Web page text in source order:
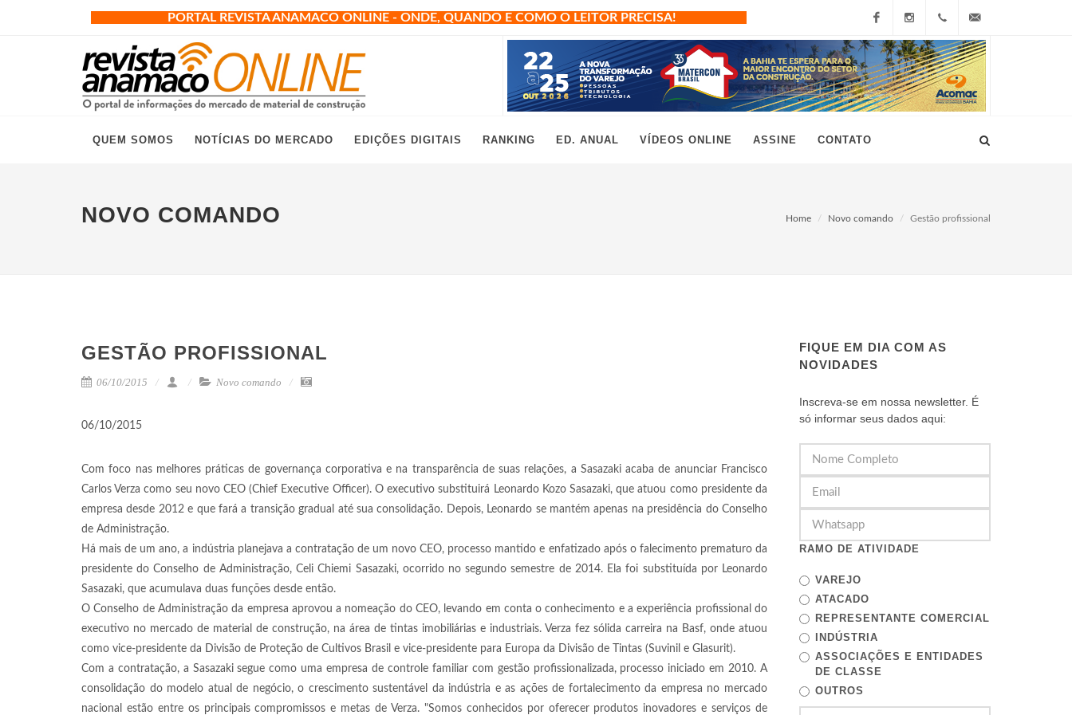
PORTAL REVISTA ANAMACO ONLINE - ONDE, QUANDO E COMO O LEITOR PRECISA!
FacebookInstagram
+55
(11)
grau10@grau10.com.br
QUEM SOMOS NOTÍCIAS DO MERCADO EDIÇÕES DIGITAIS RANKING ED. ANUAL VÍDEOS ONLINE ASSINE CONTATO
NOVO COMANDO Home Novo comando Gestão profissional
GESTÃO PROFISSIONAL
06/10/2015 Novo comando
06/10/2015
Com foco nas melhores práticas de governança corporativa e na transparência de suas relações, a Sasazaki acaba de anunciar Francisco
Carlos Verza como seu novo CEO (Chief Executive Officer). O executivo substituirá Leonardo Kozo Sasazaki, que atuou como presidente da
empresa desde 2012 e que fará a transição gradual até sua consolidação. Depois, Leonardo se mantém apenas na presidência do Conselho
de Administração.
Há mais de um ano, a indústria planejava a contratação de um novo CEO, processo mantido e enfatizado após o falecimento prematuro da
presidente do Conselho de Administração, Celi Chiemi Sasazaki, ocorrido no segundo semestre de 2014. Ela foi substituída por Leonardo
Sasazaki, que acumulava duas funções desde então.
O Conselho de Administração da empresa aprovou a nomeação do CEO, levando em conta o conhecimento e a experiência profissional do
executivo no mercado de material de construção, na área de tintas imobiliárias e industriais. Verza fez sólida carreira na Basf, onde atuou
como vice-presidente da Divisão de Proteção de Cultivos Brasil e vice-presidente para Europa da Divisão de Tintas (Suvinil e Glasurit).
Com a contratação, a Sasazaki segue como uma empresa de controle familiar com gestão profissionalizada, processo iniciado em 2010. A
consolidação do modelo atual de negócio, o crescimento sustentável da indústria e as ações de fortalecimento da empresa no mercado
nacional estão entre os principais compromissos e metas de Verza. "Somos conhecidos por oferecer produtos inovadores e serviços de
FIQUE EM DIA COM AS
NOVIDADES
Inscreva-se em nossa newsletter. É
só informar seus dados aqui:
RAMO DE ATIVIDADE
VAREJO
ATACADO
REPRESENTANTE COMERCIAL
INDÚSTRIA
ASSOCIAÇÕES E ENTIDADES
DE CLASSE
OUTROS